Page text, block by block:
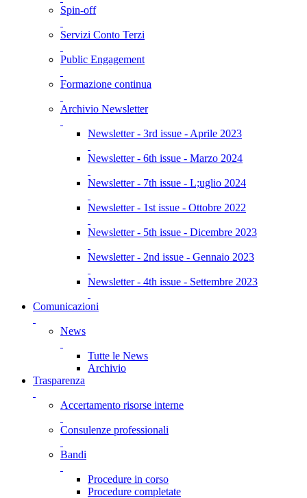
Spin-off
Servizi Conto Terzi
Public Engagement
Formazione continua
Archivio Newsletter
Newsletter - 3rd issue - Aprile 2023
Newsletter - 6th issue - Marzo 2024
Newsletter - 7th issue - L;uglio 2024
Newsletter - 1st issue - Ottobre 2022
Newsletter - 5th issue - Dicembre 2023
Newsletter - 2nd issue - Gennaio 2023
Newsletter - 4th issue - Settembre 2023
Comunicazioni
News
Tutte le News
Archivio
Trasparenza
Accertamento risorse interne
Consulenze professionali
Bandi
Procedure in corso
Procedure completate